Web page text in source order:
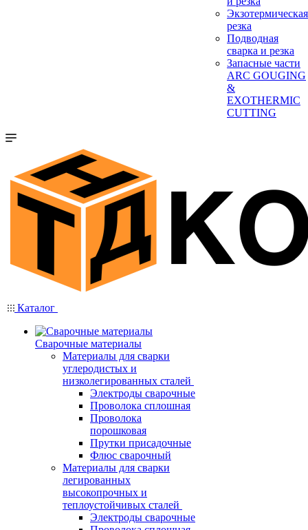
Экзотермическая
резка
Подводная
сварка и резка
Запасные части
ARC GOUGING
&
EXOTHERMIC
CUTTING
Каталог
Сварочные материалы
Материалы для сварки
углеродистых и
низколегированных сталей
Электроды сварочные
Проволока сплошная
Проволока
порошковая
Прутки присадочные
Флюс сварочный
Материалы для сварки
легированных
высокопрочных и
теплоустойчивых сталей
Электроды сварочные